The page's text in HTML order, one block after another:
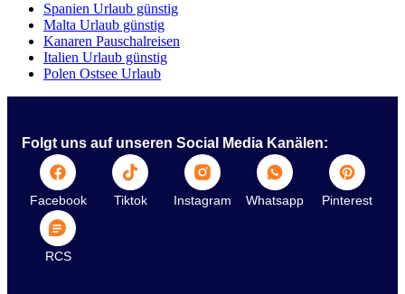
Spanien Urlaub günstig
Malta Urlaub günstig
Kanaren Pauschalreisen
Italien Urlaub günstig
Polen Ostsee Urlaub